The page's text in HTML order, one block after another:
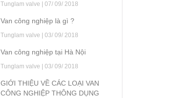
Tunglam valve | 07/ 09/ 2018
Van công nghiệp là gì ?
Tunglam valve | 03/ 09/ 2018
Van công nghiệp tại Hà Nội
Tunglam valve | 03/ 09/ 2018
GIỚI THIỆU VỀ CÁC LOẠI VAN
CÔNG NGHIỆP THÔNG DỤNG